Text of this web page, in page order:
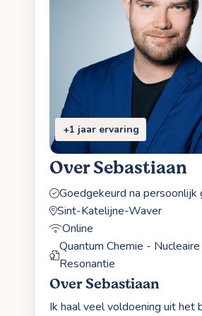
+1 jaar ervaring
Over Sebastiaan
Goedgekeurd na persoonlijk
Sint-Katelijne-Waver
Online
Quantum Chemie -
Resonantie
Over Sebastiaan
Ik haal veel voldoening uit het